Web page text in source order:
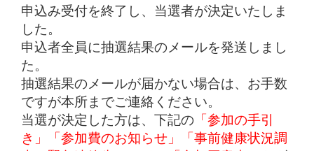
申込み受付を終了し、当選者が決定いたしま
した。
申込者全員に抽選結果のメールを発送しまし
た。
抽選結果のメールが届かない場合は、お手数
ですが本所までご連絡ください。
当選が決定した方は、下記の 「参加の手引
き」「参加費のお知らせ」「事前健康状況調